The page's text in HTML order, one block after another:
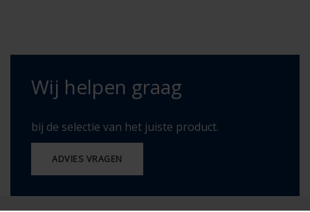
Wij helpen graag
bij de selectie van het juiste product.
ADVIES VRAGEN